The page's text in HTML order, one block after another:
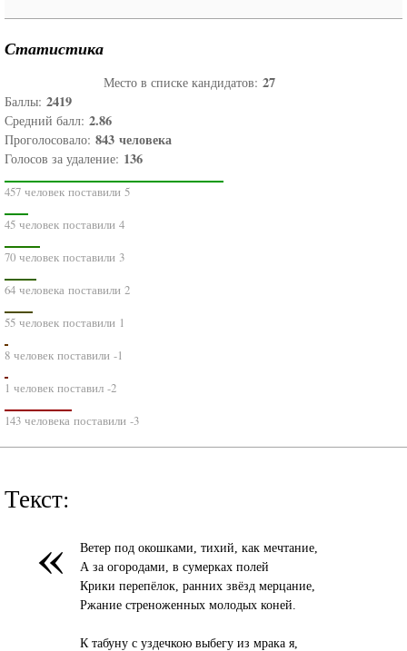
Статистика
Место в списке кандидатов: 27
Баллы: 2419
Средний балл: 2.86
Проголосовало: 843 человека
Голосов за удаление: 136
457 человек поставили 5
45 человек поставили 4
70 человек поставили 3
64 человека поставили 2
55 человек поставили 1
8 человек поставили -1
1 человек поставил -2
143 человека поставили -3
Текст:
«
Ветер под окошками, тихий, как мечтание,
А за огородами, в сумерках полей
Крики перепёлок, ранних звёзд мерцание,
Ржание стреноженных молодых коней.
К табуну с уздечкою выбегу из мрака я,